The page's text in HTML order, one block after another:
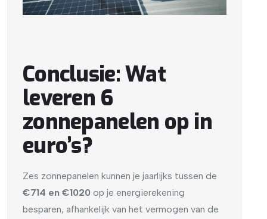
Conclusie: Wat
leveren 6
zonnepanelen op in
euro’s?
Zes zonnepanelen kunnen je jaarlijks tussen de
€714 en €1020 op je energierekening
besparen, afhankelijk van het vermogen van de